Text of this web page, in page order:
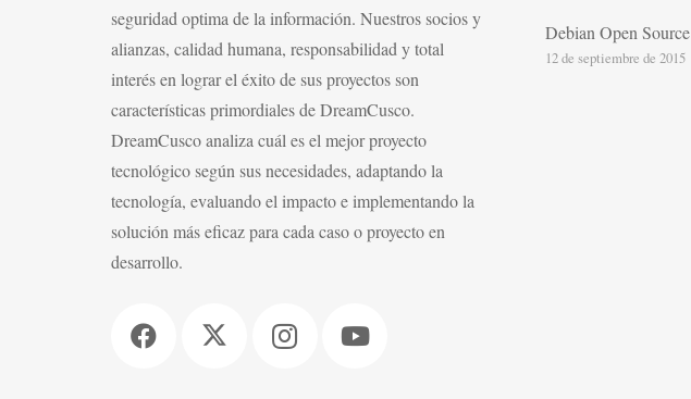
seguridad optima de la información. Nuestros socios y
alianzas, calidad humana, responsabilidad y total
interés en lograr el éxito de sus proyectos son
características primordiales de DreamCusco.
DreamCusco analiza cuál es el mejor proyecto
tecnológico según sus necesidades, adaptando la
tecnología, evaluando el impacto e implementando la
solución más eficaz para cada caso o proyecto en
desarrollo.
Debian Open Source
12 de septiembre de 2015